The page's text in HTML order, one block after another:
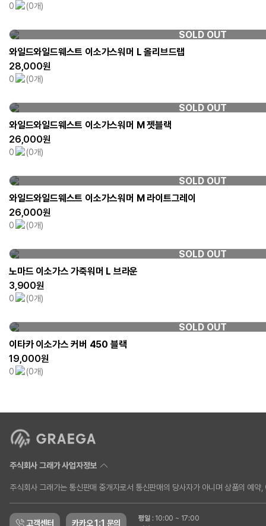
0 (0개)
SOLD OUT
와일드와일드웨스트 이소가스워머 L 올리브드랩
28,000원
0 (0개)
SOLD OUT
와일드와일드웨스트 이소가스워머 M 젯블랙
26,000원
0 (0개)
SOLD OUT
와일드와일드웨스트 이소가스워머 M 라이트그레이
26,000원
0 (0개)
SOLD OUT
노마드 이소가스 가죽워머 L 브라운
3,900원
0 (0개)
SOLD OUT
이타카 이소가스 커버 450 블랙
19,000원
0 (0개)
주식회사 그래가 사업자정보
주식회사 그래가는 통신판매 중개자로서 통신판매의 당사자가 아니며 상품의 예
고객센터 카카오 1:1 문의 평일: 10:00 ~ 17:00